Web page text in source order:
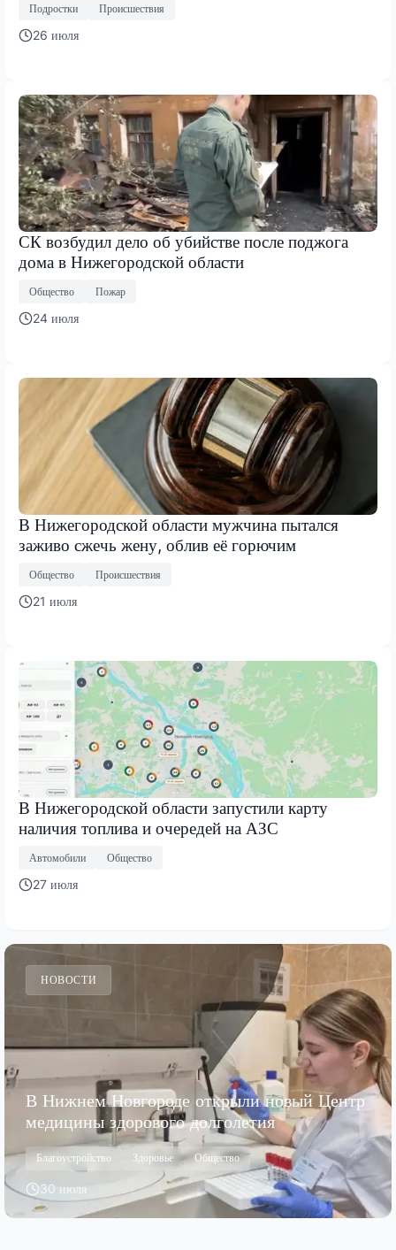
Подростки Происшествия
26 июля
СК возбудил дело об убийстве после поджога
дома в Нижегородской области
Общество Пожар
24 июля
В Нижегородской области мужчина пытался
заживо сжечь жену, облив её горючим
Общество Происшествия
21 июля
В Нижегородской области запустили карту
наличия топлива и очередей на АЗС
Автомобили Общество
27 июля
НОВОСТИ
В Нижнем Новгороде открыли новый Центр
медицины здорового долголетия
Благоустройство Здоровье Общество
30 июля